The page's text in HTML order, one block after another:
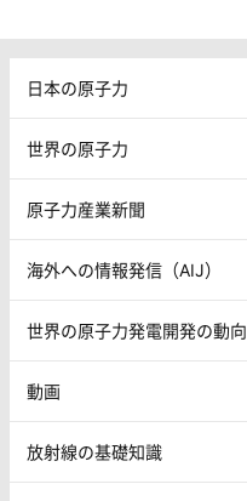
日本の原子力
世界の原子力
原子力産業新聞
海外への情報発信（AIJ）
世界の原子力発電開発の動向
動画
放射線の基礎知識